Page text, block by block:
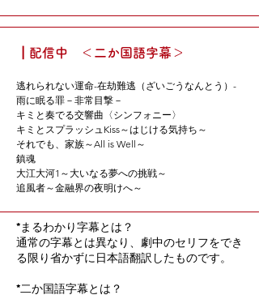
カフェラテなロマンス
チョアヨ！ Kラーメン
布団の外はあぶない　パイロット版
布団の外はあぶない　シーズン1
風が吹く
愛よ、お願い
私の阿勒泰＜アルタイ＞-To the Wonder-
キミとスプラッシュKiss～はじける気持ち～
追風者～金融界の夜明けへ～
マイ・ディア・ライフ～かけがえのない明日へ～
開端-RESET-
君、花海棠の紅にあらず
見習い弁護士パン・イエン
偽装者
A LIFELONG JOURNEYー人世間ー
大江大河1～大いなる夢への挑戦～
大江大河2～大いなる夢への挑戦～
大江大河3　歳月は歌の如く
叛逆者
白鹿原
狂飆＜きょうひょう＞-End of the Beginning-
┃配信中 ＜二か国語字幕＞
逃れられない運命-在劫難逃（ざいごうなんとう）-
雨に眠る罪－非常目撃－
キミと奏でる交響曲〈シンフォニー〉
キミとスプラッシュKiss～はじける気持ち～
それでも、家族～All is Well～
鎮魂
大江大河1～大いなる夢への挑戦～
追風者～金融界の夜明けへ～
*まるわかり字幕とは？
通常の字幕とは異なり、劇中のセリフをでき
る限り省かずに日本語翻訳したものです。
*二か国語字幕とは？